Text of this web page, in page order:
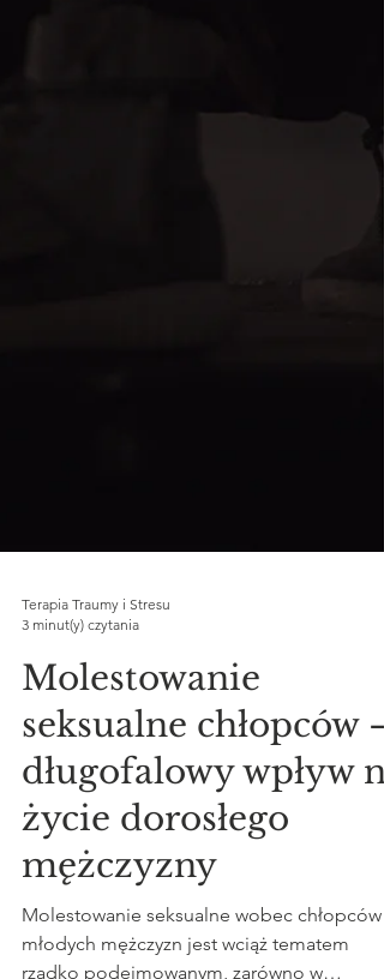
Terapia Traumy i Stresu
3 minut(y) czytania
Molestowanie
seksualne chłopców –
długofalowy wpływ na
życie dorosłego
mężczyzny
Molestowanie seksualne wobec chłopców i